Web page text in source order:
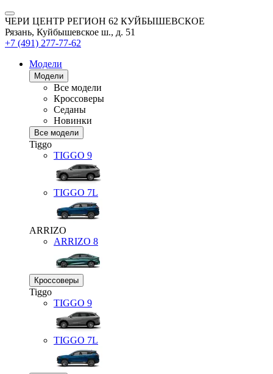
ЧЕРИ ЦЕНТР РЕГИОН 62 КУЙБЫШЕВСКОЕ
Рязань, Куйбышевское ш., д. 51
+7 (491) 277-77-62
Модели
Модели
Все модели
Кроссоверы
Седаны
Новинки
Все модели
Tiggo
TIGGO 9
TIGGO 7L
ARRIZO
ARRIZO 8
Кроссоверы
Tiggo
TIGGO 9
TIGGO 7L